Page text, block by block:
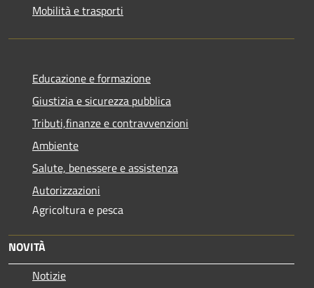
Mobilità e trasporti
Educazione e formazione
Giustizia e sicurezza pubblica
Tributi,finanze e contravvenzioni
Ambiente
Salute, benessere e assistenza
Autorizzazioni
Agricoltura e pesca
NOVITÀ
Notizie